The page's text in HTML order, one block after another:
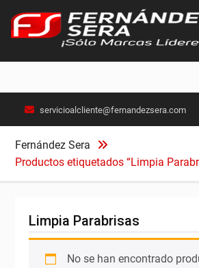
servicioalcliente@fernandezsera.com
Fernández Sera
Productos etiquetados “Limpia
Limpia Parabrisas
No se han encontrado